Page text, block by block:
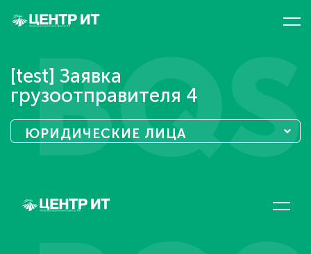
BQS
[test] Заявка
грузоотправителя 4
ЮРИДИЧЕСКИЕ ЛИЦА